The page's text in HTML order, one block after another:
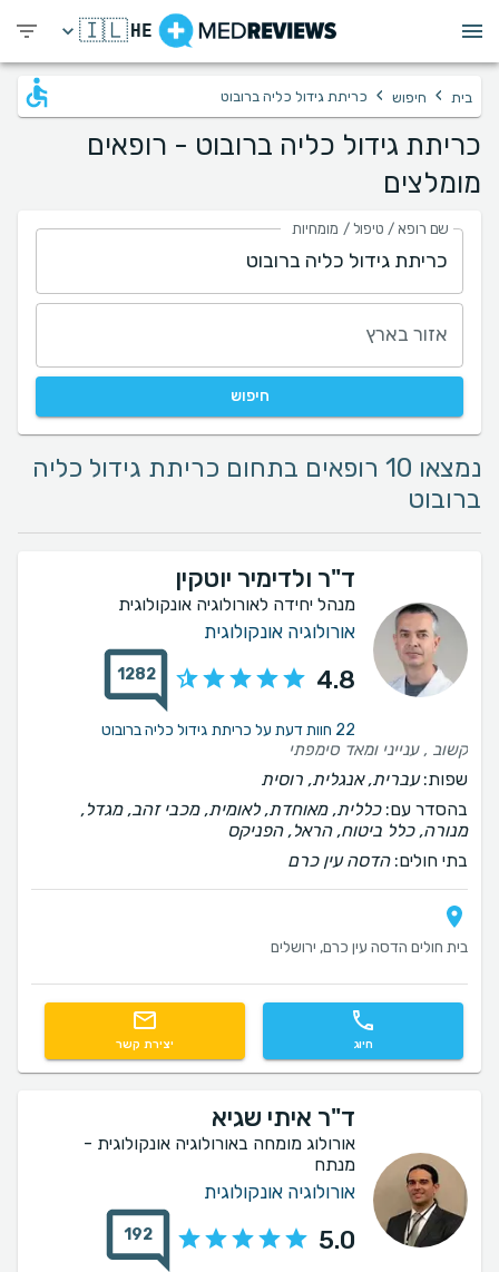
HE
🇮🇱
בית › חיפוש › כריתת גידול כליה ברובוט
כריתת גידול כליה ברובוט - רופאים
מומלצים
שם רופא / טיפול / מומחיות
אזור בארץ
חיפוש
נמצאו 10 רופאים בתחום כריתת גידול כליה
ברובוט
ד"ר ולדימיר יוטקין
מנהל יחידה לאורולוגיה אונקולוגית
אורולוגיה אונקולוגית
4.8
1282
22 חוות דעת על כריתת גידול כליה ברובוט
קשוב , ענייני ומאד סימפתי
שפות:עברית, אנגלית, רוסית
בהסדר עם:כללית, מאוחדת, לאומית, מכבי זהב, מגדל,
מנורה, כלל ביטוח, הראל, הפניקס
בתי חולים:הדסה עין כרם
בית חולים הדסה עין כרם, ירושלים
חיוג יצירת קשר
ד"ר איתי שגיא
אורולוג מומחה באורולוגיה אונקולוגית -
מנתח
אורולוגיה אונקולוגית
5.0
192